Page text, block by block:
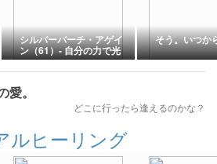
シルバーバーチ・アゲイ
ン（61）- 自分の力で光
輝くためには（補足編・
３）
そう。いつ
愛。
どこに行ったら逢えるのかな？
ルヒーリング